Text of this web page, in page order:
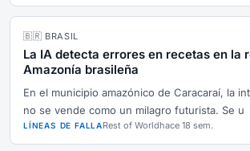
🇧🇷 BRASIL
La IA detecta errores en recetas en la
Amazonía brasileña
En el municipio amazónico de Caracaraí, la
no se vende como un milagro futurista. Se u
LÍNEAS DE FALLARest of Worldhace 18 sem.